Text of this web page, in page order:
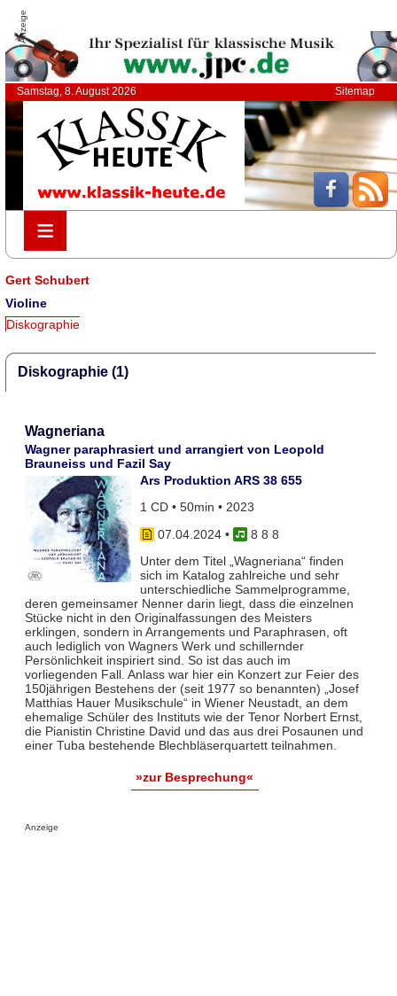
Anzeige
Samstag, 8. August 2026 Sitemap
≡
≡
Gert Schubert
Violine
Diskographie
Diskographie (1)
Wagneriana
Wagner paraphrasiert und arrangiert von Leopold
Brauneiss und Fazil Say
Ars Produktion ARS 38 655
1 CD • 50min • 2023
07.04.2024•
8 8 8
Unter dem Titel „Wagneriana“ finden
sich im Katalog zahlreiche und sehr
unterschiedliche Sammelprogramme,
deren gemeinsamer Nenner darin liegt, dass die einzelnen
Stücke nicht in den Originalfassungen des Meisters
erklingen, sondern in Arrangements und Paraphrasen, oft
auch lediglich von Wagners Werk und schillernder
Persönlichkeit inspiriert sind. So ist das auch im
vorliegenden Fall. Anlass war hier ein Konzert zur Feier des
150jährigen Bestehens der (seit 1977 so benannten) „Josef
Matthias Hauer Musikschule“ in Wiener Neustadt, an dem
ehemalige Schüler des Instituts wie der Tenor Norbert Ernst,
die Pianistin Christine David und das aus drei Posaunen und
einer Tuba bestehende Blechbläserquartett teilnahmen.
»zur Besprechung«
Anzeige